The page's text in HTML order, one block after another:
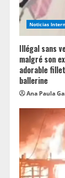
Noticias
Illégal sans
malgré son
adorable
ballerine
Ana Paula